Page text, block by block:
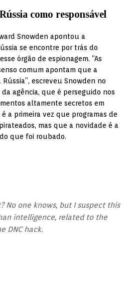
como responsável
Snowden apontou a
se encontre por trás do
órgão de espionagem. “As
comum apontam que a
escreveu Snowden no
agência, que é perseguido nos
altamente secretos em
a primeira vez que programas de
mas que a novidade é a
que foi roubado.
No one knows, but I suspect this
intelligence, related to the
DNC hack.